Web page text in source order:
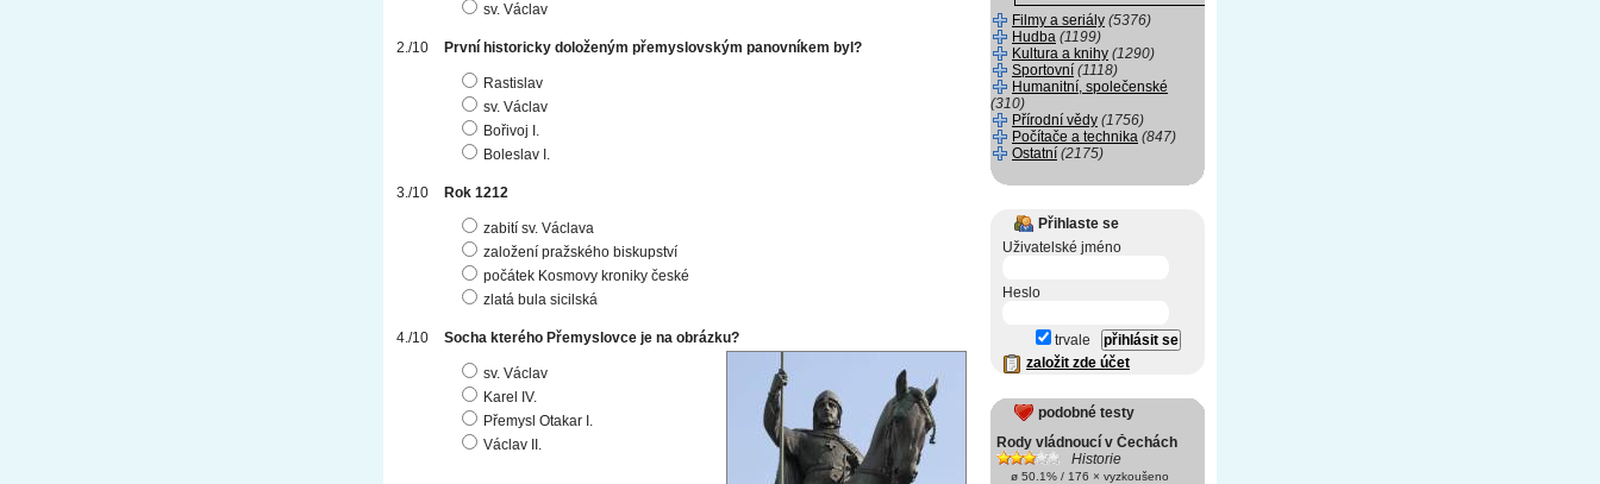
sv. Václav
První historicky doloženým přemyslovským panovníkem byl?
Rastislav
sv. Václav
Bořivoj I.
Boleslav I.
Rok 1212
zabití sv. Václava
založení pražského biskupství
počátek Kosmovy kroniky české
zlatá bula sicilská
Socha kterého Přemyslovce je na obrázku?
sv. Václav
Karel IV.
Přemysl Otakar I.
Václav II.
Filmy a seriály (5376)
Hudba (1199)
Kultura a knihy (1290)
Sportovní (1118)
Humanitní, společenské
(310)
Přírodní vědy (1756)
Počítače a technika (847)
Ostatní (2175)
Přihlaste se
Uživatelské jméno
Heslo
trvale
založit zde účet
podobné testy
Rody vládnoucí v Čechách
Historie
ø 50.1% / 176 × vyzkoušeno